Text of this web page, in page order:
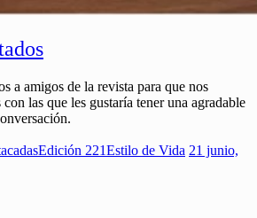
a amigos de la revista para que nos
con las que les gustaría tener una agradable
Edición 221Estilo de Vida 21 junio,